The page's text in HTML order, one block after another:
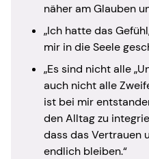
näher am Glauben
„Ich hatte das
mir in die Seele
„Es sind nicht alle
auch nicht alle
ist bei mir
den Alltag zu
dass das Vertrauen
endlich bleiben.“